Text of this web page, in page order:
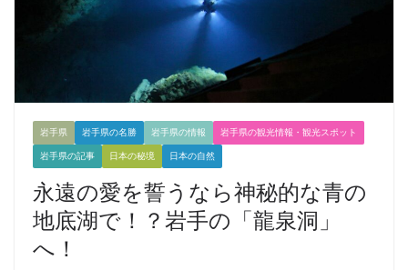
岩手県 岩手県の名勝 岩手県の情報 岩手県の観光情報・観光スポット
岩手県の記事 日本の秘境 日本の自然
永遠の愛を誓うなら神秘的な青の
地底湖で！？岩手の「龍泉洞」
へ！